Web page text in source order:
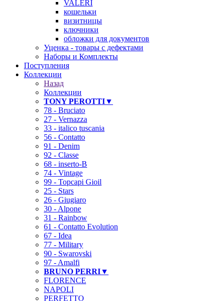
VALERI
кошельки
визитницы
ключники
обложки для документов
Уценка - товары с дефектами
Наборы и Комплекты
Поступления
Коллекции
Назад
Коллекции
TONY PEROTTI▼
78 - Bruciato
27 - Vernazza
33 - italico tuscania
56 - Contatto
91 - Denim
92 - Classe
68 - inserto-B
74 - Vintage
99 - Topcapi Gioil
25 - Stars
26 - Giugiaro
30 - Alpone
31 - Rainbow
61 - Contatto Evolution
67 - Idea
77 - Military
90 - Swarovski
97 - Amalfi
BRUNO PERRI▼
FLORENCE
NAPOLI
PERFETTO